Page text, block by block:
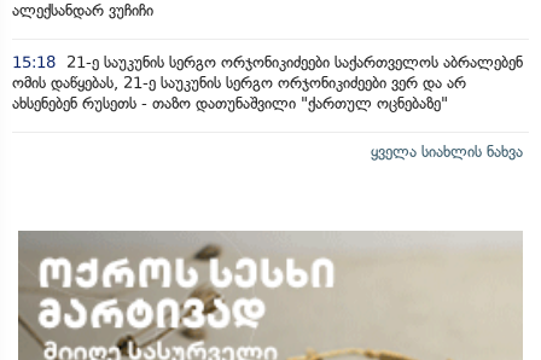
ალექსანდარ ვუჩიჩი
15:18
21-ე საუკუნის სერგო ორჯონიკიძეები საქართველოს აბრალებენ
ომის დაწყებას, 21-ე საუკუნის სერგო ორჯონიკიძეები ვერ და არ
ახსენებენ რუსეთს - თაზო დათუნაშვილი "ქართულ ოცნებაზე"
ყველა სიახლის ნახვა